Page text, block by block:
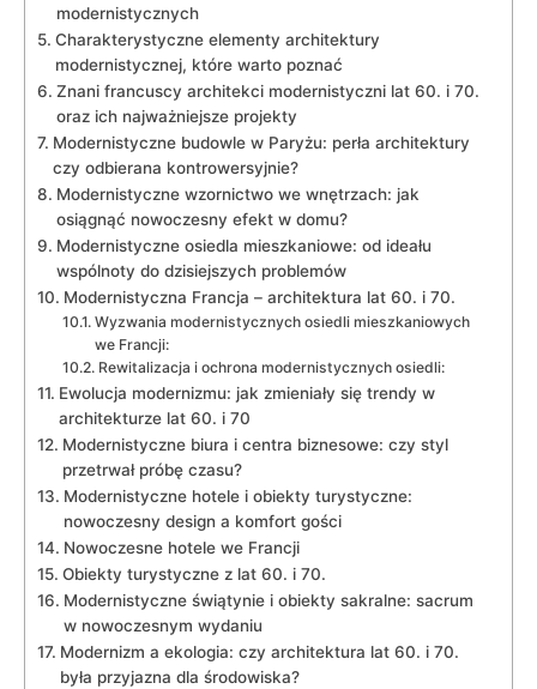
modernistycznych
Charakterystyczne ⁢elementy ‌architektury
⁣modernistycznej, które warto poznać
Znani francuscy architekci modernistyczni lat⁢ 60. ⁢i 70.
oraz ​ich najważniejsze projekty
Modernistyczne budowle w ​Paryżu: perła architektury
czy odbierana kontrowersyjnie?
Modernistyczne wzornictwo we wnętrzach: jak
osiągnąć nowoczesny efekt w domu?
Modernistyczne osiedla mieszkaniowe: od ideału
wspólnoty do ​dzisiejszych problemów
Modernistyczna Francja – architektura lat 60. i 70.
Wyzwania ⁣modernistycznych osiedli mieszkaniowych
we Francji:
Rewitalizacja i ochrona ⁣modernistycznych osiedli:
Ewolucja modernizmu: jak zmieniały się trendy w
architekturze‌ lat 60. i​ 70
Modernistyczne‍ biura i centra ​biznesowe: czy styl
przetrwał próbę czasu?
Modernistyczne hotele i obiekty turystyczne:
nowoczesny design a komfort gości
Nowoczesne hotele we​ Francji
Obiekty turystyczne z lat 60.⁣ i⁢ 70.
Modernistyczne świątynie i obiekty sakralne: sacrum
w nowoczesnym wydaniu
Modernizm a ekologia: czy⁢ architektura lat 60. i 70.
była przyjazna dla środowiska?